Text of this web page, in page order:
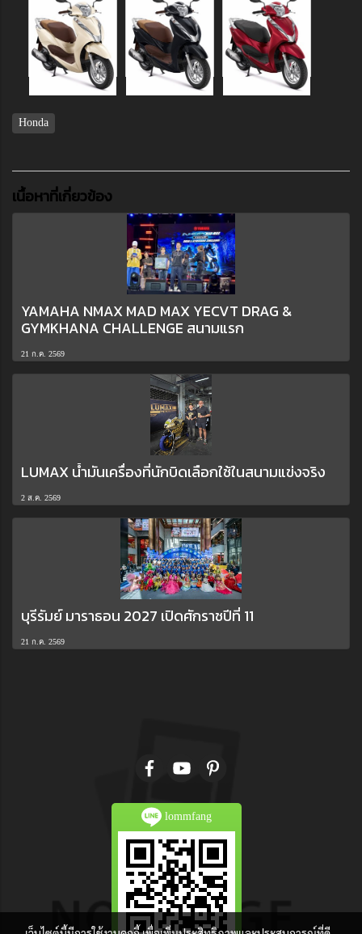
Honda
เนื้อหาที่เกี่ยวข้อง
YAMAHA NMAX MAD MAX YECVT DRAG &
GYMKHANA CHALLENGE สนามแรก
21 ก.ค. 2569
LUMAX น้ำมันเครื่องที่นักบิดเลือกใช้ในสนามแข่งจริง
2 ส.ค. 2569
บุรีรัมย์ มาราธอน 2027 เปิดศักราชปีที่ 11
21 ก.ค. 2569
lommfang